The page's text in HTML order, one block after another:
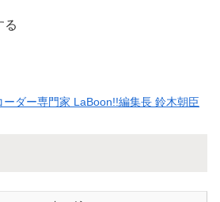
る
ーダー専門家 LaBoon!!編集長 鈴木朝臣